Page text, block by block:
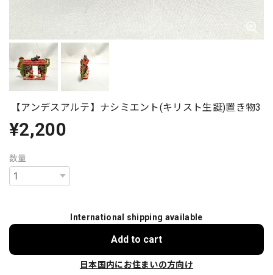
【アンデスアルテ】ナシミエント(キリスト生誕)置き物3
¥2,200
数量
International shipping available
Add to cart
日本国内にお住まいの方向け